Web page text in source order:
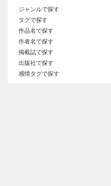
ジャンルで探す
タグで探す
作品名で探す
作者名で探す
掲載誌で探す
出版社で探す
感情タグで探す